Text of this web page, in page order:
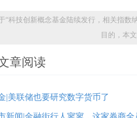
“科技创新概念基金陆续发行，相关指数
目的，本
章阅读
|美联储也要研究数字货币了